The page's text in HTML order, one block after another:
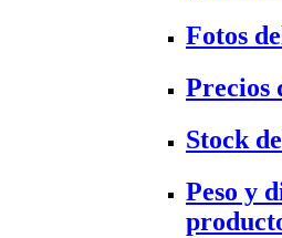
Fotos
Precios
Stock
Peso y